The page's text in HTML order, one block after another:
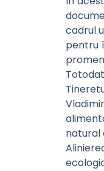
cadrul
pentru
natural